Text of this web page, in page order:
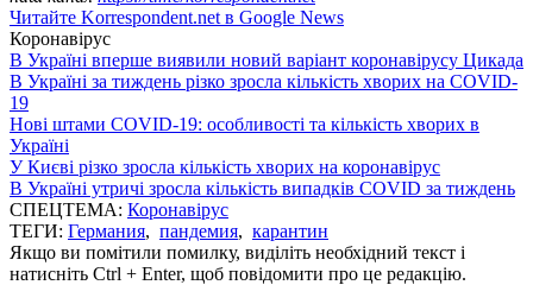
Читайте Korrespondent.net в Google News
Коронавірус
В Україні вперше виявили новий варіант коронавірусу Цикада
В Україні за тиждень різко зросла кількість хворих на COVID-
19
Нові штами COVID-19: особливості та кількість хворих в
Україні
У Києві різко зросла кількість хворих на коронавірус
В Україні утричі зросла кількість випадків COVID за тиждень
СПЕЦТЕМА: Коронавірус
ТЕГИ: Германия, пандемия, карантин
Якщо ви помітили помилку, виділіть необхідний текст і
натисніть Ctrl + Enter, щоб повідомити про це редакцію.